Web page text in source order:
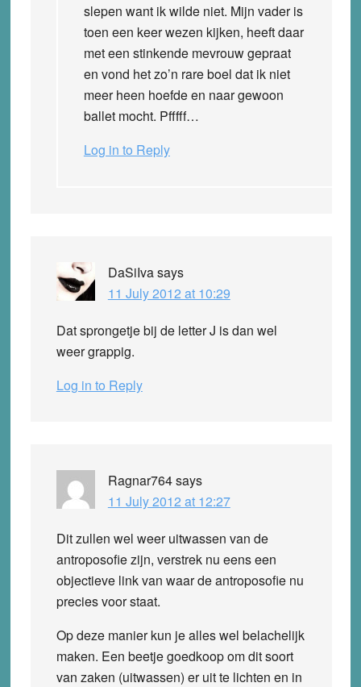
slepen want ik wilde niet. Mijn vader is
toen een keer wezen kijken, heeft daar
met een stinkende mevrouw gepraat
en vond het zo’n rare boel dat ik niet
meer heen hoefde en naar gewoon
ballet mocht. Pfffff…
Log in to Reply
DaSiIvasays
11 July 2012 at 10:29
Dat sprongetje bij de letter J is dan wel
weer grappig.
Log in to Reply
Ragnar764says
11 July 2012 at 12:27
Dit zullen wel weer uitwassen van de
antroposofie zijn, verstrek nu eens een
objectieve link van waar de antroposofie nu
precies voor staat.
Op deze manier kun je alles wel belachelijk
maken. Een beetje goedkoop om dit soort
van zaken (uitwassen) er uit te lichten en in